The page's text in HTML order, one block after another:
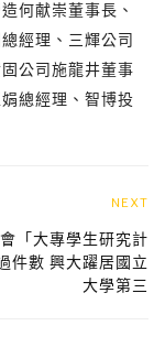
何献崇董事長、
經理、三輝公司
公司施龍井董事
總經理、智博投
NEXT
「大專學生研究計
件數 興大躍居國立
大學第三